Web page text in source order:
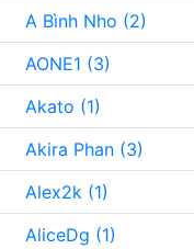
A Bình Nho (2)
AONE1 (3)
Akato (1)
Akira Phan (3)
Alex2k (1)
AliceDg (1)